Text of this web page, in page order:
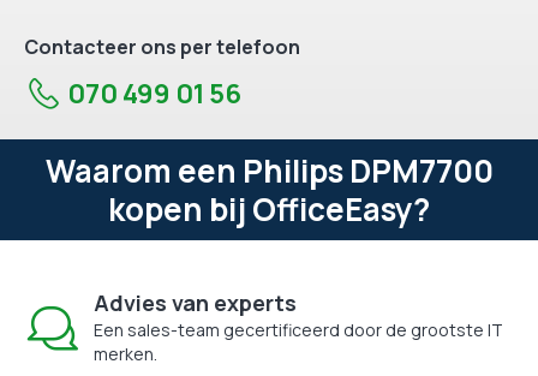
Contacteer ons per telefoon
070 499 01 56
Waarom een Philips DPM7700
kopen bij OfficeEasy?
Advies van experts
Een sales-team gecertificeerd door de grootste IT
merken.